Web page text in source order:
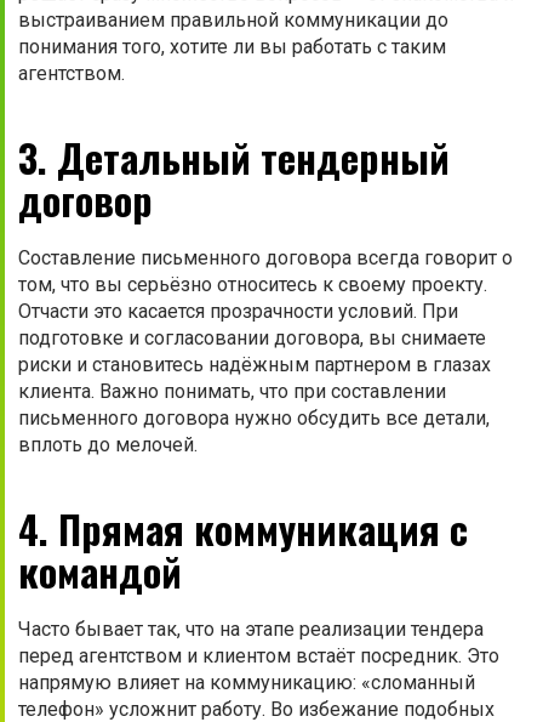
выстраиванием правильной коммуникации до
понимания того, хотите ли вы работать с таким
агентством.
3. Детальный тендерный
договор
Составление письменного договора всегда говорит о
том, что вы серьёзно относитесь к своему проекту.
Отчасти это касается прозрачности условий. При
подготовке и согласовании договора, вы снимаете
риски и становитесь надёжным партнером в глазах
клиента. Важно понимать, что при составлении
письменного договора нужно обсудить все детали,
вплоть до мелочей.
4. Прямая коммуникация с
командой
Часто бывает так, что на этапе реализации тендера
перед агентством и клиентом встаёт посредник. Это
напрямую влияет на коммуникацию: «сломанный
телефон» усложнит работу. Во избежание подобных